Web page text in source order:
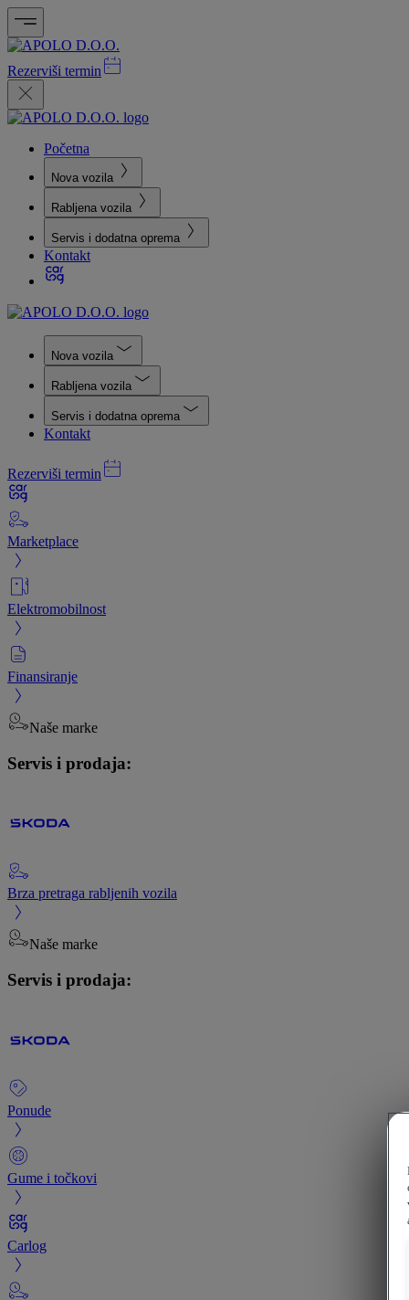
Rezerviši termin
Početna
Nova vozila
Rabljena vozila
Servis i dodatna oprema
Kontakt
Nova vozila
Rabljena vozila
Servis i dodatna oprema
Kontakt
Rezerviši termin
Marketplace
Elektromobilnost
Finansiranje
Naše marke
Servis i prodaja:
Brza pretraga rabljenih vozila
Naše marke
Servis i prodaja:
Ponude
Gume i točkovi
Carlog